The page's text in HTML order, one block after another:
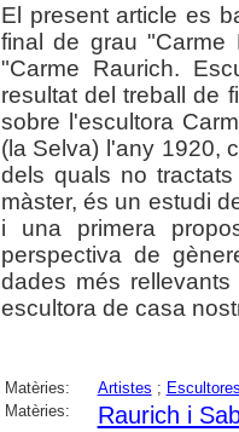
El present article es
final de grau "Carme
"Carme Raurich.
resultat del treball de
sobre l'escultora
(la Selva) l'any 1920,
dels quals no
màster, és un estudi
i una primera
perspectiva de
dades més
escultora de casa
Matèries: Artistes ; Escultores
Matèries:
Raurich i